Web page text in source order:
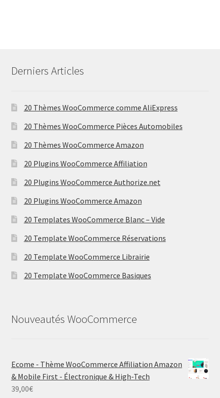
Derniers Articles
20 Thèmes WooCommerce comme AliExpress
20 Thèmes WooCommerce Pièces Automobiles
20 Thèmes WooCommerce Amazon
20 Plugins WooCommerce Affiliation
20 Plugins WooCommerce Authorize.net
20 Plugins WooCommerce Amazon
20 Templates WooCommerce Blanc – Vide
20 Template WooCommerce Réservations
20 Template WooCommerce Librairie
20 Template WooCommerce Basiques
Nouveautés WooCommerce
Ecome - Thème WooCommerce Affiliation Amazon
& Mobile First - Électronique & High-Tech
39,00€